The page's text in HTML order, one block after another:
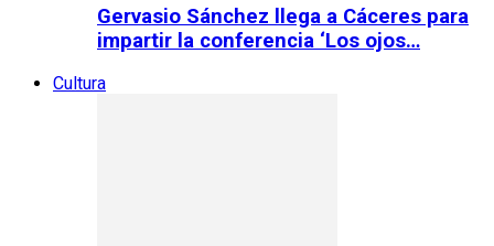
Gervasio Sánchez llega a Cáceres para
impartir la conferencia ‘Los ojos…
Cultura